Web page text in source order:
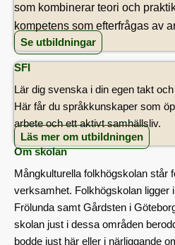
som kombinerar teori och
kompetens som efterfrågas av
Se utbildningar
SFI
Lär dig svenska i din egen takt
Här får du språkkunskaper som
arbete och ett aktivt samhällsliv.
Läs mer om utbildningen
Om skolan
Mångkulturella folkhögskolan står
verksamhet. Folkhögskolan ligger
Frölunda samt Gårdsten i
skolan just i dessa områden
bodde just här eller i närliggande